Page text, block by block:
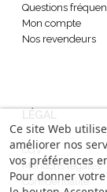
Questions
Mon compte
Nos revendeurs
CGV
Mentions légales
Confidentialité
Ce site Web
améliorer nos
vos préférences
Pour donner